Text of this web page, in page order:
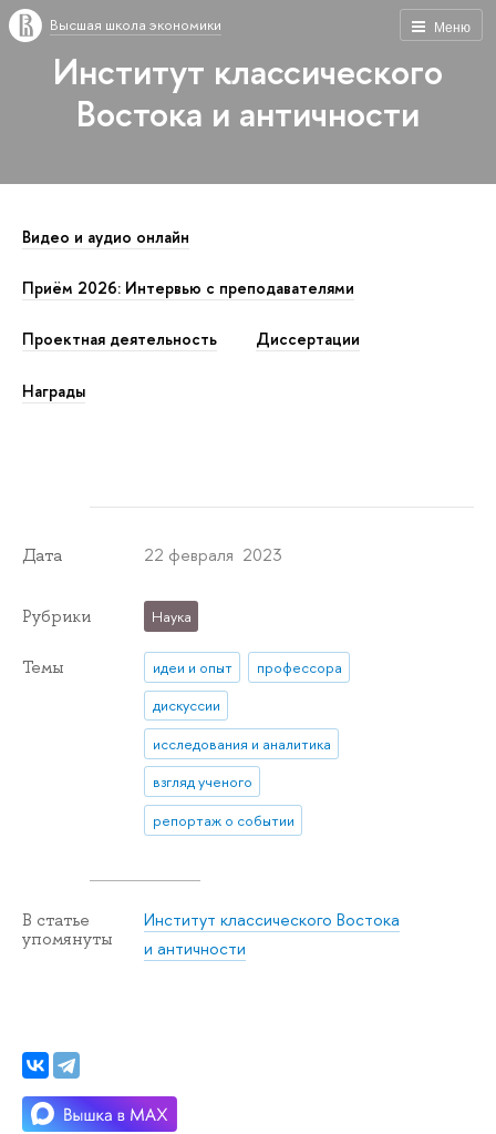
Меню
Высшая школа экономики
Институт классического
Востока и античности
Видео и аудио онлайн
Приём 2026: Интервью с преподавателями
Проектная деятельность Диссертации
Награды
Дата 22 февраля 2023
Рубрики Наука
Темы идеи и опыт
профессора
дискуссии
исследования и аналитика
взгляд ученого
репортаж о событии
В статье
упомянуты
Институт классического Востока
и античности